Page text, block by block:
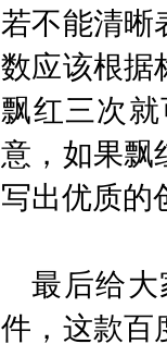
若不能清晰
数应该根据
飘红三次
意，如果飘
写出优质的
最后给
件，这款百